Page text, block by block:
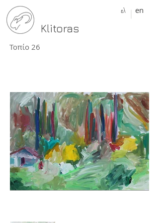
Klitoras
ελ en
Τοπίο 26